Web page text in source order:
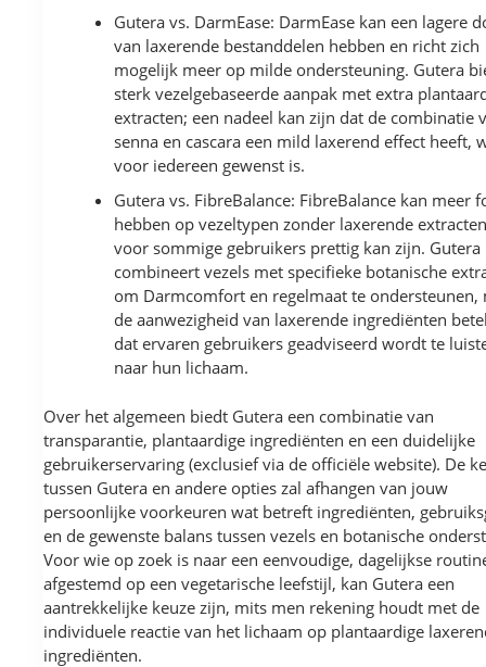
Gutera vs. DarmEase: DarmEase kan een lagere
van laxerende bestanddelen hebben en richt zich
mogelijk meer op milde ondersteuning. Gutera
sterk vezelgebaseerde aanpak met extra
extracten; een nadeel kan zijn dat de combinatie
senna en cascara een mild laxerend effect heeft,
voor iedereen gewenst is.
Gutera vs. FibreBalance: FibreBalance kan meer
hebben op vezeltypen zonder laxerende
voor sommige gebruikers prettig kan zijn. Gutera
combineert vezels met specifieke botanische
om Darmcomfort en regelmaat te ondersteunen,
de aanwezigheid van laxerende ingrediënten
dat ervaren gebruikers geadviseerd wordt te
naar hun lichaam.
Over het algemeen biedt Gutera een combinatie van
transparantie, plantaardige ingrediënten en een duidelijke
gebruikerservaring (exclusief via de officiële website). De
tussen Gutera en andere opties zal afhangen van jouw
persoonlijke voorkeuren wat betreft ingrediënten,
en de gewenste balans tussen vezels en botanische
Voor wie op zoek is naar een eenvoudige, dagelijkse
afgestemd op een vegetarische leefstijl, kan Gutera een
aantrekkelijke keuze zijn, mits men rekening houdt met de
individuele reactie van het lichaam op plantaardige
ingrediënten.